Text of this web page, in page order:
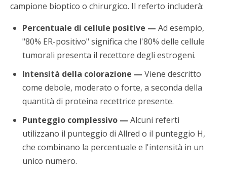
campione bioptico o chirurgico. Il referto includerà:
Percentuale di cellule positive — Ad esempio,
"80% ER-positivo" significa che l'80% delle cellule
tumorali presenta il recettore degli estrogeni.
Intensità della colorazione — Viene descritto
come debole, moderato o forte, a seconda della
quantità di proteina recettrice presente.
Punteggio complessivo — Alcuni referti
utilizzano il punteggio di Allred o il punteggio H,
che combinano la percentuale e l'intensità in un
unico numero.